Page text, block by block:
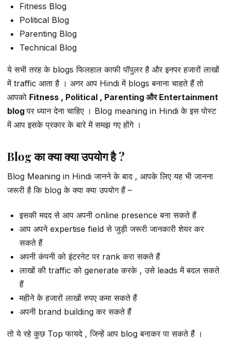
Fitness Blog
Political Blog
Parenting Blog
Technical Blog
ये सभी तरह के blogs फिलहाल काफी पॉपुलर है और इनपर हजारों लाखों
में traffic आता है । अगर आप Hindi में blogs बनाना चाहते हैं तो
आपको Fitness , Political , Parenting और Entertainment
blogपर ध्यान देना चाहिए । Blog meaning in Hindi के इस पोस्ट
में आप इसके प्रकार के बारे में समझ गए होंगे ।
Blog का क्या क्या उपयोग है ?
Blog Meaning in Hindi जानने के बाद , आपके लिए यह भी जानना
जरूरी है कि blog के क्या क्या उपयोग हैं –
इसकी मदद से आप अपनी online presence बना सकते हैं
आप अपने expertise field से जुड़ी जरूरी जानकारी शेयर कर
सकते हैं
अपनी कंपनी को इंटरनेट पर rank करा सकते हैं
लाखों की traffic को generate करके , उसे leads में बदल सकते
हैं
महीने के हजारों लाखों रुपए कमा सकते हैं
अपनी brand building कर सकते हैं
तो ये रहे कुछ Top फायदे , जिन्हें आप blog बनाकर पा सकते हैं ।